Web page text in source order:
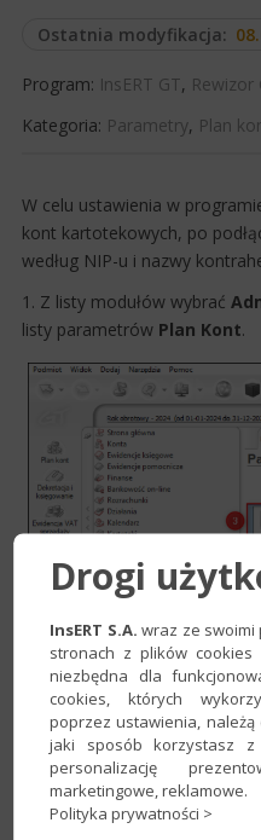
Ostatnia modyfikacja:
Program: InsERT GT, Rewizor
Kategoria: Parametry, Plan
​W celu ustawienia w
kont kartotekowych, po
według NIP-u i nazwy​
1. Z listy modułów wybrać
listy parametrów Plan Kont.
2. Przejść na zakładkęKonta
poluPowiązane z kartoteką
poluNadawaj nazwy kont
Drogi
InsERT S.A. wraz ze swoimi
stronach z plików cookies
niezbędna dla
cookies, których
poprzez ustawienia,
jaki sposób korzystasz z
personalizację
marketingowe, reklamowe.
Polityka prywatności >